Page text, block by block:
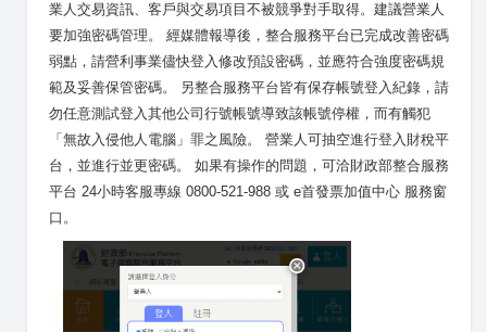
業人交易資訊、客戶與交易項目不被競爭對手取得。建議營業人
要加強密碼管理。 經媒體報導後，整合服務平台已完成改善密碼
弱點，請營利事業儘快登入修改預設密碼，並應符合強度密碼規
範及妥善保管密碼。 另整合服務平台皆有保存帳號登入紀錄，請
勿任意測試登入其他公司行號帳號導致該帳號停權，而有觸犯
「無故入侵他人電腦」罪之風險。 營業人可抽空進行登入財稅平
台，並進行並更密碼。 如果有操作的問題，可洽財政部整合服務
平台 24小時客服專線 0800-521-988 或 e首發票加值中心 服務窗
口。